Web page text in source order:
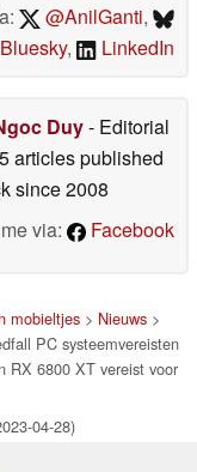
@AnilGanti,
Bluesky, LinkedIn
Duy- Editorial
articles published
since 2008
via:
Facebook
mobieltjes> Nieuws>
PC systeemvereisten
RX 6800 XT vereist voor
04-28)